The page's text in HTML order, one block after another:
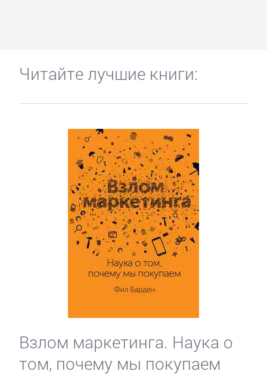
Читайте лучшие книги:
Взлом маркетинга. Наука о
том, почему мы покупаем